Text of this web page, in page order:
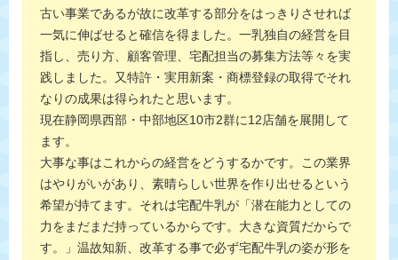
古い事業であるが故に改革する部分をはっきりさせれば
一気に伸ばせると確信を得ました。一乳独自の経営を目
指し、売り方、顧客管理、宅配担当の募集方法等々を実
践しました。又特許・実用新案・商標登録の取得でそれ
なりの成果は得られたと思います。
現在静岡県西部・中部地区10市2群に12店舗を展開して
ます。
大事な事はこれからの経営をどうするかです。この業界
はやりがいがあり、素晴らしい世界を作り出せるという
希望が持てます。それは宅配牛乳が「潜在能力としての
力をまだまだ持っているからです。大きな資質だからで
す。」温故知新、改革する事で必ず宅配牛乳の姿が形を